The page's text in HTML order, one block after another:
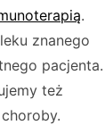
.
znanego
pacjenta.
też